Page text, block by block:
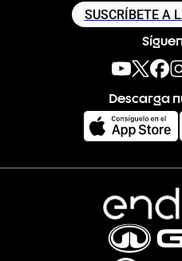
SUSCRÍBETE A
Descarga